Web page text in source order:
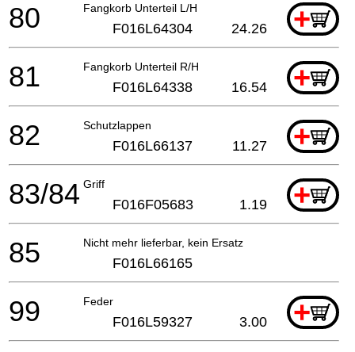
Fangkorb Unterteil L/H +
80 F016L64304 24.26
Fangkorb Unterteil R/H +
81 F016L64338 16.54
Schutzlappen +
82 F016L66137 11.27
Griff +
83/84 F016F05683 1.19
Nicht mehr lieferbar, kein Ersatz
85 F016L66165
Feder +
99 F016L59327 3.00